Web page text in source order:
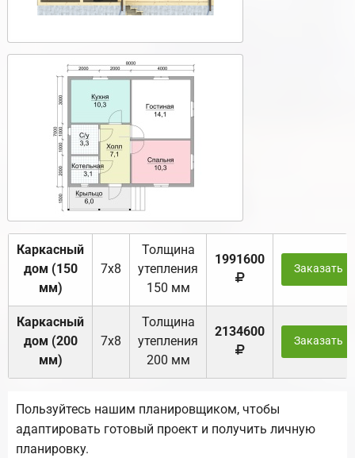
Каркасный
дом (150
мм)
7х8
Толщина
утепления
150 мм
1991600
Заказать
Каркасный
дом (200
мм)
7х8
Толщина
утепления
200 мм
2134600
Заказать
Пользуйтесь нашим планировщиком, чтобы
адаптировать готовый проект и получить личную
планировку.